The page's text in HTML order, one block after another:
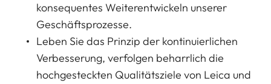
konsequentes Weiterentwickeln unserer
Geschäftsprozesse.
Leben Sie das Prinzip der kontinuierlichen
Verbesserung, verfolgen beharrlich die
hochgesteckten Qualitätsziele von Leica und